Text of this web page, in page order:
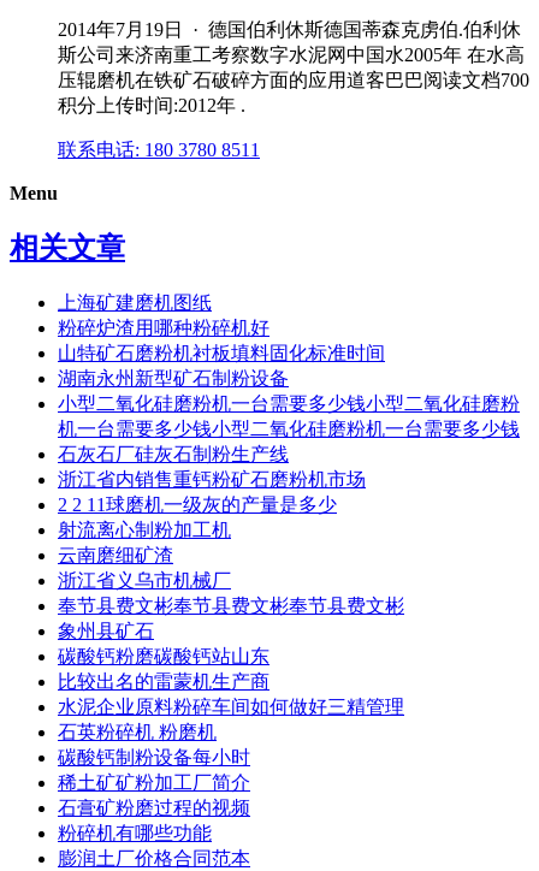
2014年7月19日 · 德国伯利休斯德国蒂森克虏伯.伯利休
斯公司来济南重工考察数字水泥网中国水2005年 在水高
压辊磨机在铁矿石破碎方面的应用道客巴巴阅读文档700
积分上传时间:2012年 .
联系电话: 180 3780 8511
Menu
相关文章
上海矿建磨机图纸
粉碎炉渣用哪种粉碎机好
山特矿石磨粉机衬板填料固化标准时间
湖南永州新型矿石制粉设备
小型二氧化硅磨粉机一台需要多少钱小型二氧化硅磨粉
机一台需要多少钱小型二氧化硅磨粉机一台需要多少钱
石灰石厂硅灰石制粉生产线
浙江省内销售重钙粉矿石磨粉机市场
2 2 11球磨机一级灰的产量是多少
射流离心制粉加工机
云南磨细矿渣
浙江省义乌市机械厂
奉节县费文彬奉节县费文彬奉节县费文彬
象州县矿石
碳酸钙粉磨碳酸钙站山东
比较出名的雷蒙机生产商
水泥企业原料粉碎车间如何做好三精管理
石英粉碎机 粉磨机
碳酸钙制粉设备每小时
稀土矿矿粉加工厂简介
石膏矿粉磨过程的视频
粉碎机有哪些功能
膨润土厂价格合同范本